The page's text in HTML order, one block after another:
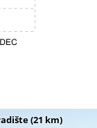
(21 km)